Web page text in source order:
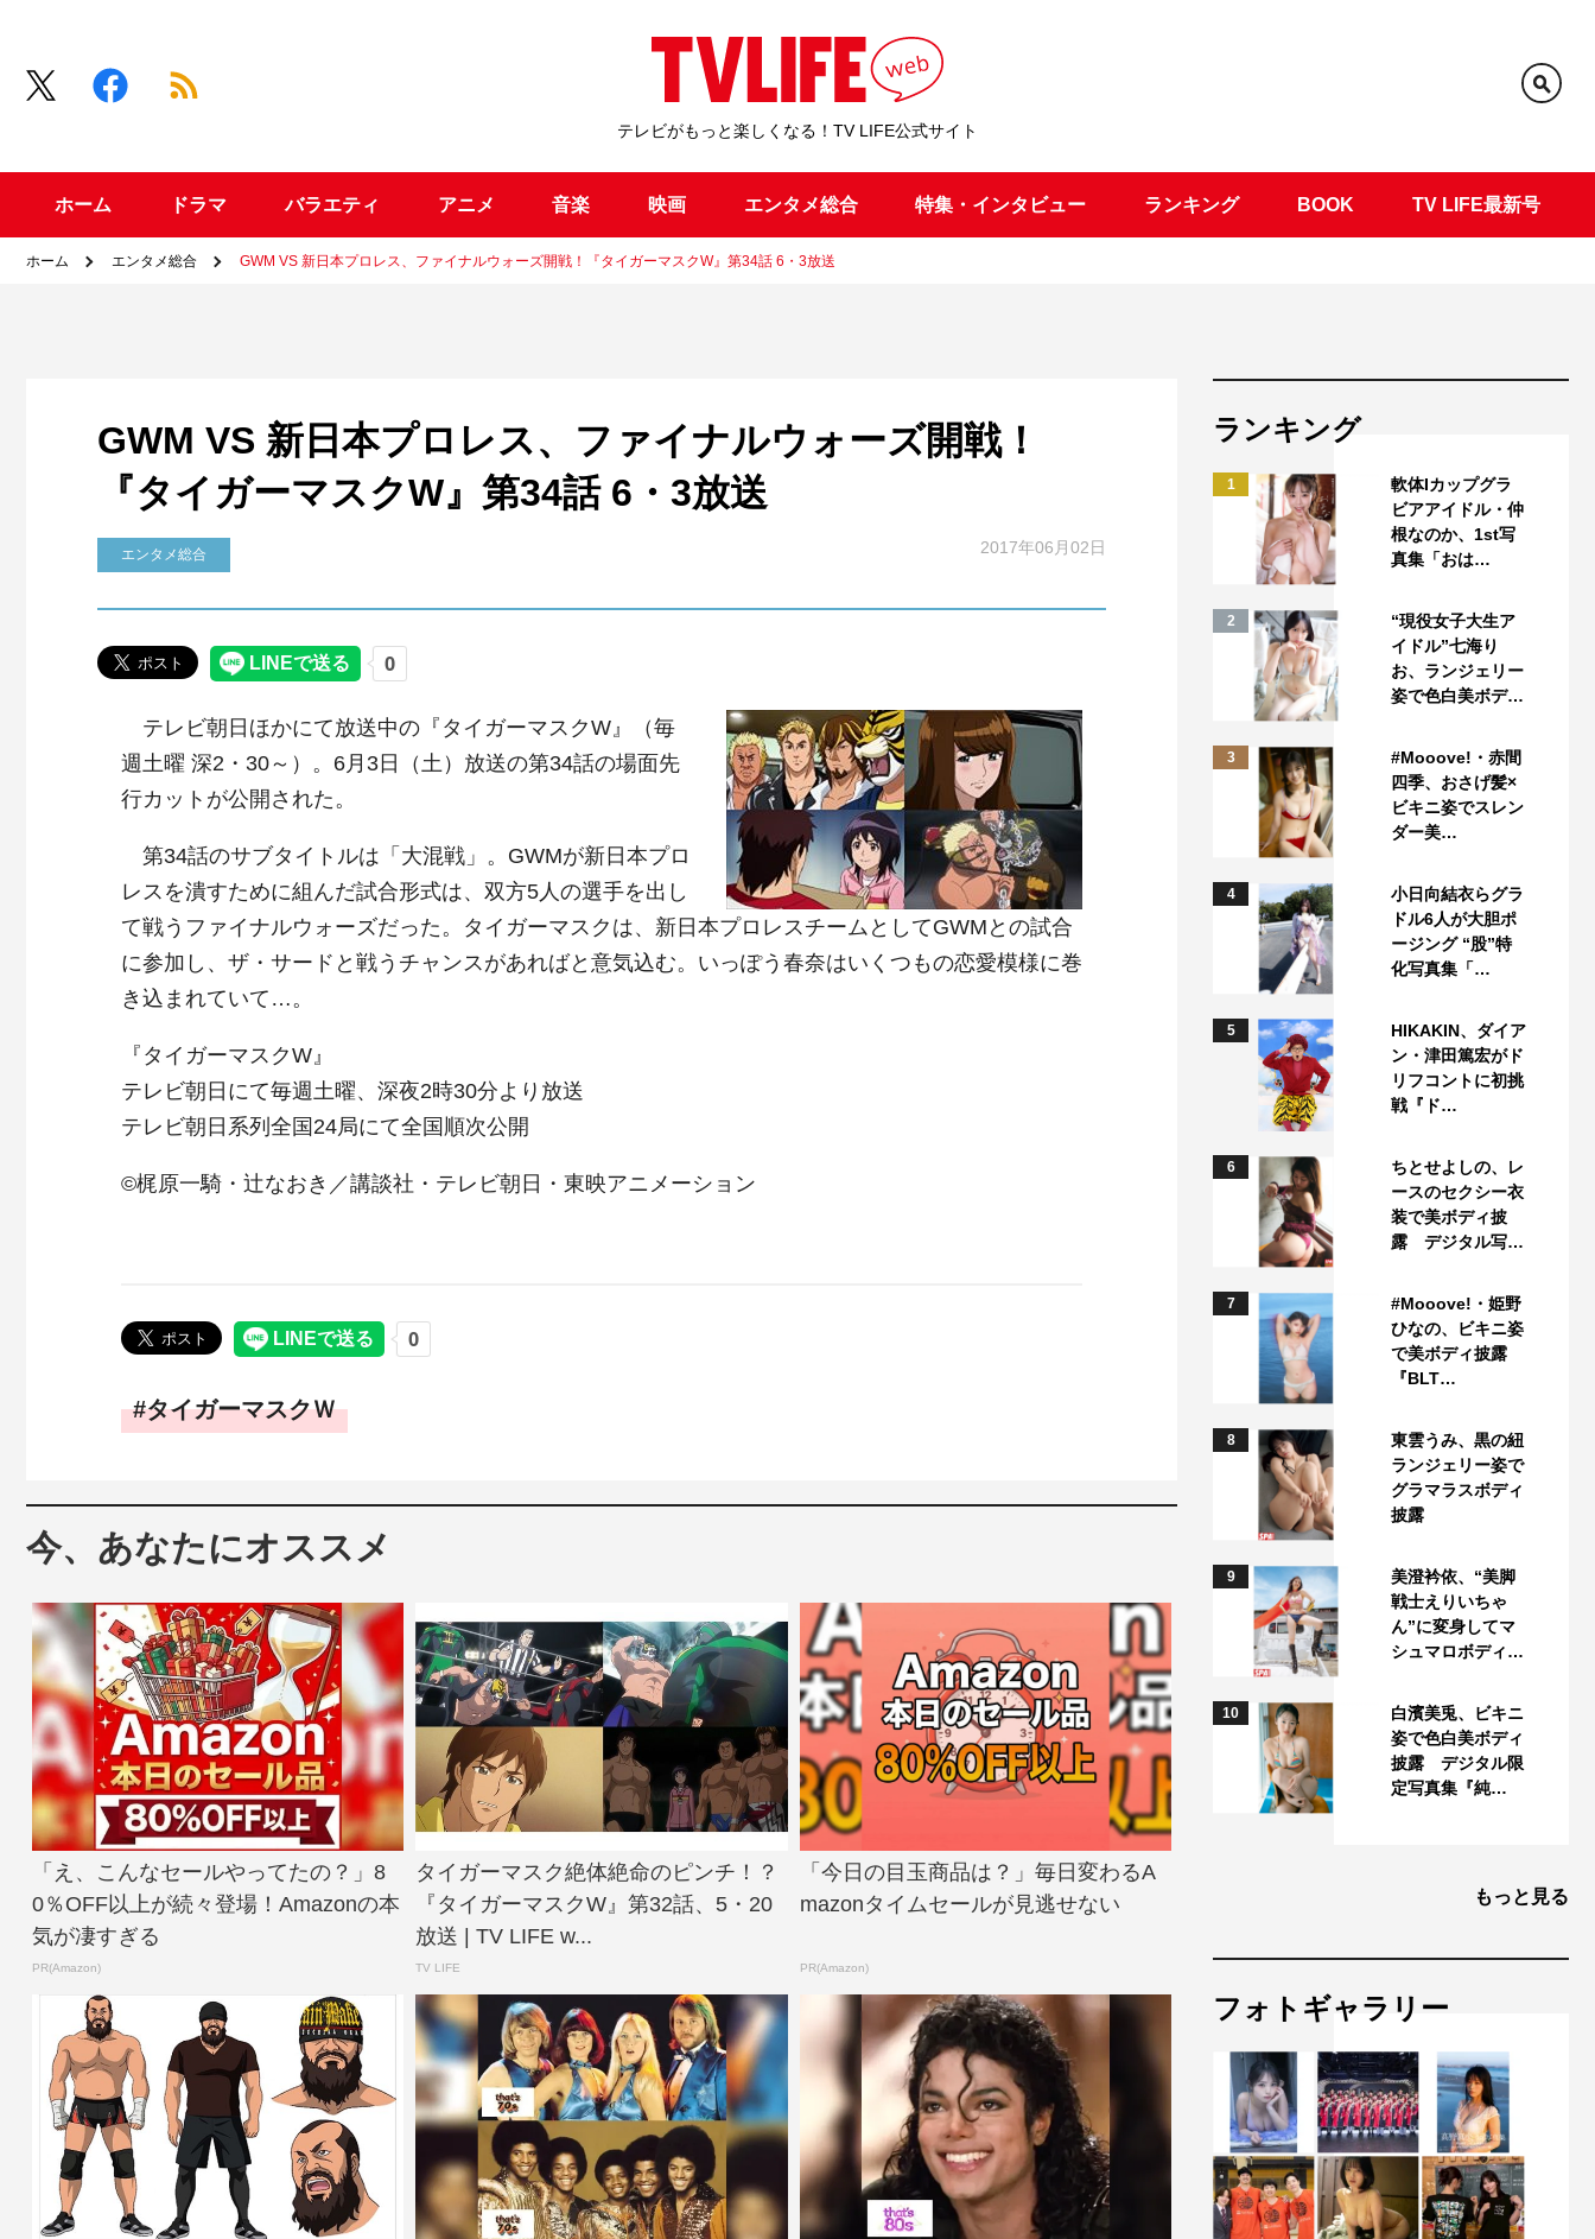
テレビがもっと楽しくなる！TV LIFE公式サイト
ホーム ドラマ バラエティ アニメ 音楽 映画 エンタメ総合 特集・インタビュー ランキング BOOK TV LIFE最新号
ホーム エンタメ総合 GWM VS 新日本プロレス、ファイナルウォーズ開戦！『タイガーマスクW』第34話 6・3放送
GWM VS 新日本プロレス、ファイナルウォーズ開戦！
『タイガーマスクW』第34話 6・3放送
エンタメ総合 2017年06月02日
テレビ朝日ほかにて放送中の『タイガーマスクW』（毎
週土曜 深2・30～）。6月3日（土）放送の第34話の場面先
行カットが公開された。
第34話のサブタイトルは「大混戦」。GWMが新日本プロ
レスを潰すために組んだ試合形式は、双方5人の選手を出し
て戦うファイナルウォーズだった。タイガーマスクは、新日本プロレスチームとしてGWMとの試合
に参加し、ザ・サードと戦うチャンスがあればと意気込む。いっぽう春奈はいくつもの恋愛模様に巻
き込まれていて…。
『タイガーマスクW』
テレビ朝日にて毎週土曜、深夜2時30分より放送
テレビ朝日系列全国24局にて全国順次公開
©梶原一騎・辻なおき／講談社・テレビ朝日・東映アニメーション
タイガーマスクＷ
今、あなたにオススメ
「え、こんなセールやってたの？」8
0％OFF以上が続々登場！Amazonの本
気が凄すぎる
PR(Amazon)
タイガーマスク絶体絶命のピンチ！？
『タイガーマスクW』第32話、5・20
放送 | TV LIFE w...
TV LIFE
「今日の目玉商品は？」毎日変わるA
mazonタイムセールが見逃せない
PR(Amazon)
ランキング
1
軟体Iカップグラ
ビアアイドル・仲
根なのか、1st写
真集「おは…
2
“現役女子大生ア
イドル”七海り
お、ランジェリー
姿で色白美ボデ…
3
#Mooove!・赤間
四季、おさげ髪×
ビキニ姿でスレン
ダー美…
4
小日向結衣らグラ
ドル6人が大胆ポ
ージング “股”特
化写真集「…
5
HIKAKIN、ダイア
ン・津田篤宏がド
リフコントに初挑
戦『ド…
6
ちとせよしの、レ
ースのセクシー衣
装で美ボディ披
露 デジタル写…
7
#Mooove!・姫野
ひなの、ビキニ姿
で美ボディ披露
『BLT…
8
東雲うみ、黒の紐
ランジェリー姿で
グラマラスボディ
披露
9
美澄衿依、“美脚
戦士えりいちゃ
ん”に変身してマ
シュマロボディ…
10
白濱美兎、ビキニ
姿で色白美ボディ
披露 デジタル限
定写真集『純…
もっと見る
フォトギャラリー